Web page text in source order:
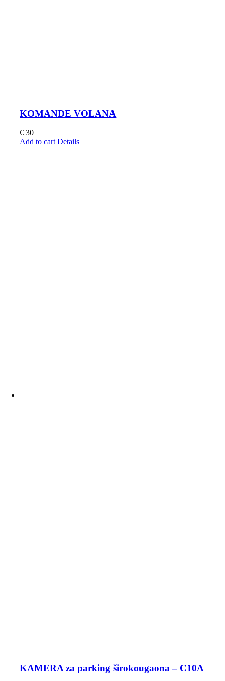
KOMANDE VOLANA
€ 30
Add to cart Details
KAMERA za parking širokougaona – C10A